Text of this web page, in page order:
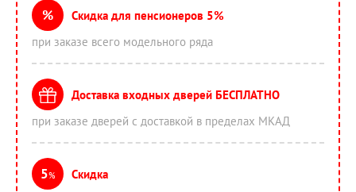
%
Скидка для пенсионеров 5%
при заказе всего модельного ряда
Доставка входных дверей БЕСПЛАТНО
при заказе дверей с доставкой в пределах МКАД
5%
Скидка